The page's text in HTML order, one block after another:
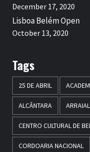
December 17, 2020
Lisboa Belém Open
October 13, 2020
Tags
25 DE ABRIL
ALCÂNTARA ARRAIAL
CENTRO CULTURAL DE
CORDOARIA NACIONAL